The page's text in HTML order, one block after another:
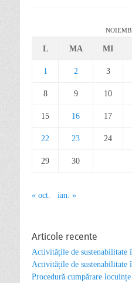
L MA MI
1 2 3
8 9 10
15 16 17
22 23 24
29 30
« oct. ian. »
Articole recente
Activitățile de sustenabilitate
Activitățile de sustenabilitate
Procedură cumpărare